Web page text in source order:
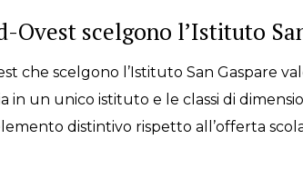
scelgono l’Istituto
che scelgono l’Istituto San Gaspare
in un unico istituto e le classi di
distintivo rispetto all’offerta